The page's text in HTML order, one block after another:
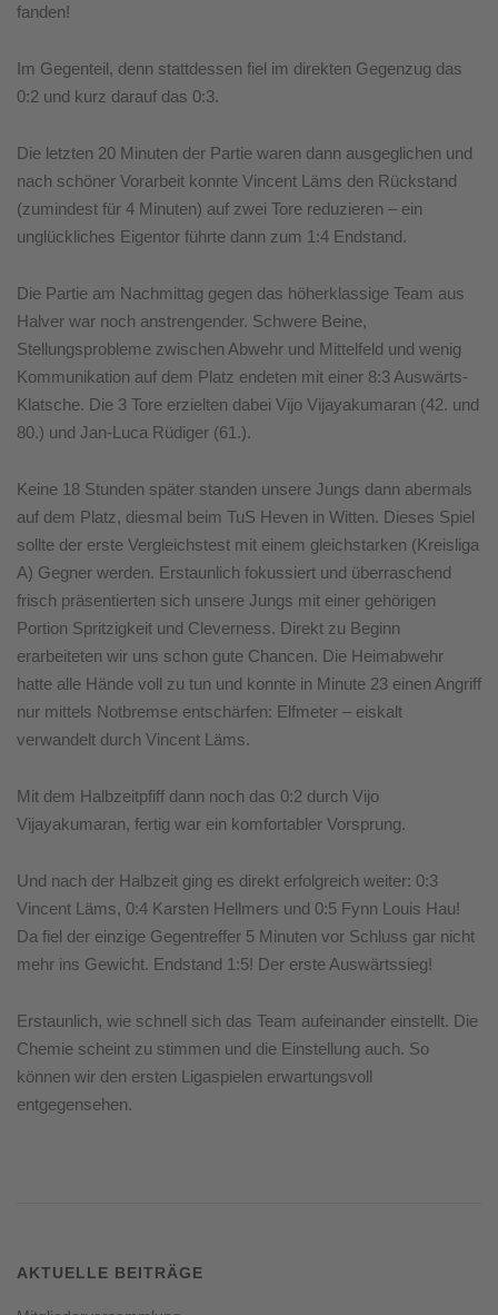
fanden!
Im Gegenteil, denn stattdessen fiel im direkten Gegenzug das
0:2 und kurz darauf das 0:3.
Die letzten 20 Minuten der Partie waren dann ausgeglichen und
nach schöner Vorarbeit konnte Vincent Läms den Rückstand
(zumindest für 4 Minuten) auf zwei Tore reduzieren – ein
unglückliches Eigentor führte dann zum 1:4 Endstand.
Die Partie am Nachmittag gegen das höherklassige Team aus
Halver war noch anstrengender. Schwere Beine,
Stellungsprobleme zwischen Abwehr und Mittelfeld und wenig
Kommunikation auf dem Platz endeten mit einer 8:3 Auswärts-
Klatsche. Die 3 Tore erzielten dabei Vijo Vijayakumaran (42. und
80.) und Jan-Luca Rüdiger (61.).
Keine 18 Stunden später standen unsere Jungs dann abermals
auf dem Platz, diesmal beim TuS Heven in Witten. Dieses Spiel
sollte der erste Vergleichstest mit einem gleichstarken (Kreisliga
A) Gegner werden. Erstaunlich fokussiert und überraschend
frisch präsentierten sich unsere Jungs mit einer gehörigen
Portion Spritzigkeit und Cleverness. Direkt zu Beginn
erarbeiteten wir uns schon gute Chancen. Die Heimabwehr
hatte alle Hände voll zu tun und konnte in Minute 23 einen Angriff
nur mittels Notbremse entschärfen: Elfmeter – eiskalt
verwandelt durch Vincent Läms.
Mit dem Halbzeitpfiff dann noch das 0:2 durch Vijo
Vijayakumaran, fertig war ein komfortabler Vorsprung.
Und nach der Halbzeit ging es direkt erfolgreich weiter: 0:3
Vincent Läms, 0:4 Karsten Hellmers und 0:5 Fynn Louis Hau!
Da fiel der einzige Gegentreffer 5 Minuten vor Schluss gar nicht
mehr ins Gewicht. Endstand 1:5! Der erste Auswärtssieg!
Erstaunlich, wie schnell sich das Team aufeinander einstellt. Die
Chemie scheint zu stimmen und die Einstellung auch. So
können wir den ersten Ligaspielen erwartungsvoll
entgegensehen.
AKTUELLE BEITRÄGE